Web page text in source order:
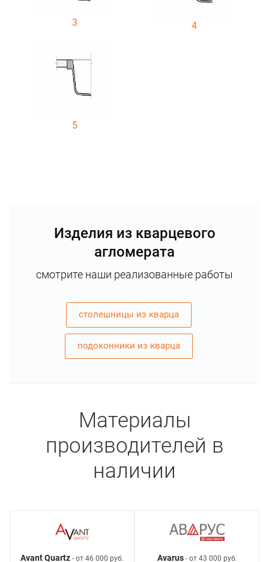
3 4
5
Изделия из кварцевого
агломерата
смотрите наши реализованные работы
столешницы из кварца
подоконники из кварца
Материалы
производителей в
наличии
Avant Quartz - от 46 000 руб. Avarus- от 43 000 руб.